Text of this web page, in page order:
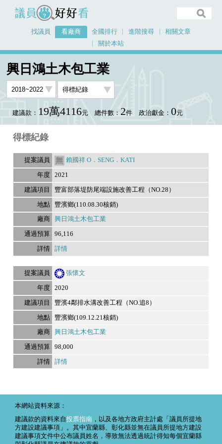
議員好好看
找議員 看廠商 全國排行 進階搜尋
相關文章
關於本站
興日鴻土木包工業
建議款： 19萬4116元 總件數： 2件 政治獻金： 0元
得標紀錄
賴國祥 O．SENG．KATI
2021
豐富部落堤防尾端設施改善工程（NO.28）
豐濱鄉(110.08.30核銷)
興日鴻土木包工業
96,116
詳情
張懷文
2020
豐濱4鄰排水溝改善工程（NO.追8）
豐濱鄉(109.12.21核銷)
興日鴻土木包工業
98,000
詳情
本網站資料來源：
建議款的資料來自投票指南 ，以及各地方政府主計處「議員所提地
方建設建議事項」。其中宜蘭縣、彰化縣並無在議員所提地方建設
建議事項文件中公布議員姓名，導致無法透過統計得知每個宜蘭縣